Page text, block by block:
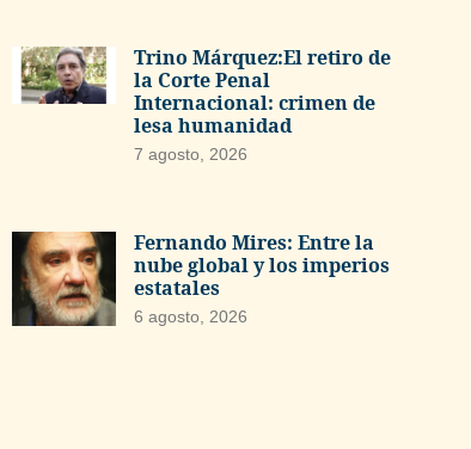
Trino Márquez:El retiro de
la Corte Penal
Internacional: crimen de
lesa humanidad
7 agosto, 2026
Fernando Mires: Entre la
nube global y los imperios
estatales
6 agosto, 2026